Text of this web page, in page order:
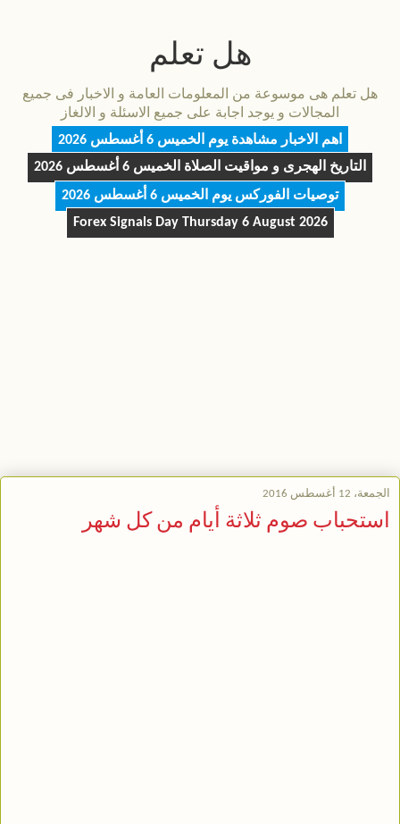
هل تعلم
هل تعلم هى موسوعة من المعلومات العامة و الاخبار فى جميع
المجالات و يوجد اجابة على جميع الاسئلة و الالغاز
اهم الاخبار مشاهدة يوم
الخميس 6 أغسطس 2026
التاريخ الهجرى و مواقيت الصلاة
الخميس 6 أغسطس 2026
توصيات الفوركس يوم
الخميس 6 أغسطس 2026
Forex Signals Day Thursday 6 August 2026
الجمعة، 12 أغسطس 2016
استحباب صوم ثلاثة أيام من كل شهر